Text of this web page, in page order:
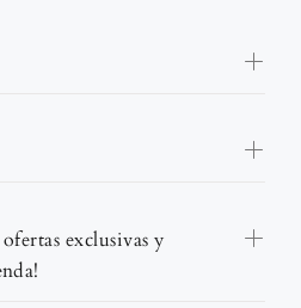
exclusivas y